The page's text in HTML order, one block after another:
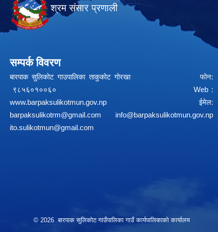
श्रम संसार प्रणाली
सम्पर्क विवरण
बारपाक सुलिकोट गाउपालिका ताकुकोट गोरखा फोन:
९८५६०१००६० Web :
www.barpaksulikotmun.gov.np
ईमेल:
barpaksulikotrm@gmail.com
info@barpaksulikotmun.gov.np
ito.sulikotmun@gmail.com
© 2026 बारपाक सुलिकोट गाउँपालिका गाउँ कार्यपालिकाको कार्यालय